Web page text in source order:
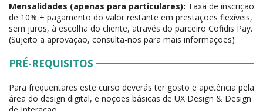
Mensalidades (apenas para particulares): Taxa de inscrição
de 10% + pagamento do valor restante em prestações flexíveis,
sem juros, à escolha do cliente, através do parceiro Cofidis Pay.
(Sujeito a aprovação, consulta-nos para mais informações)
PRÉ-REQUISITOS
Para frequentares este curso deverás ter gosto e apetência pela
área do design digital, e noções básicas de UX Design & Design